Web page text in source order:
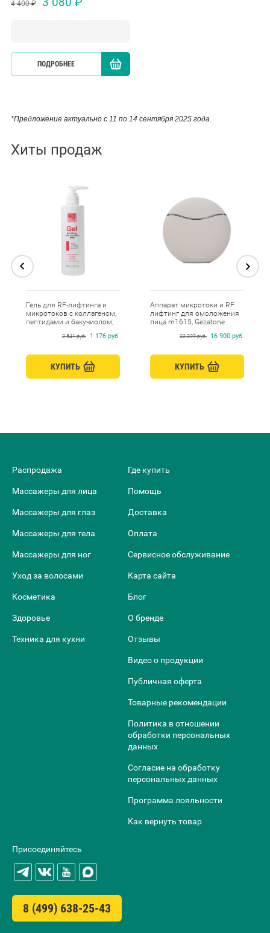
4 400 ₽
ПОДРОБНЕЕ
*Предложение актуально с 11 по 14 сентября 2025 года.
Хиты продаж
Гель для RF-лифтинга и
микротоков с коллагеном,
пептидами и бакучиолом,
2 541 руб. 1 176 руб.
КУПИТЬ
Аппарат микротоки и RF
лифтинг для омоложения
лица m1615, Gezatone
22 399 руб. 16 900 руб.
КУПИТЬ
Распродажа
Массажеры для лица
Массажеры для глаз
Массажеры для тела
Массажеры для ног
Уход за волосами
Косметика
Здоровье
Техника для кухни
Где купить
Помощь
Доставка
Оплата
Сервисное обслуживание
Карта сайта
Блог
О бренде
Отзывы
Видео о продукции
Публичная оферта
Товарные рекомендации
Политика в отношении
обработки персональных
данных
Согласие на обработку
персональных данных
Программа лояльности
Как вернуть товар
Присоединяйтесь
8 (499) 638-25-43